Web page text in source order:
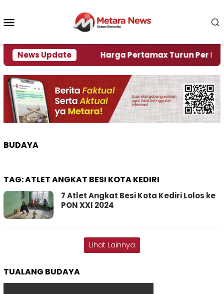
konten
News Update
Krisi Air Harga Pertamax Turun Per Hari Ini,
BUDAYA
TAG:ATLET ANGKAT BESI KOTA KEDIRI
7 Atlet Angkat Besi Kota Kediri Lolos ke
PON XXI 2024
Lihat Lainnya
TUALANG BUDAYA